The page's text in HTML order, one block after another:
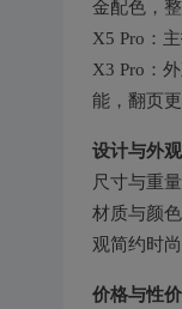
金配色，
X5 Pro：
X3 Pro：
能，翻页
设计与外观
尺寸与重
材质与颜
观简约时
价格与性